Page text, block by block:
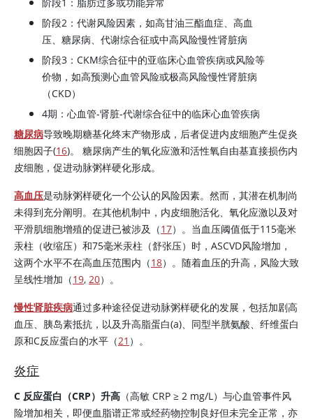
阶段2：代谢风险因素，如高甘油三酯血症、高血
压、糖尿病、代谢综合征或中高风险慢性肾脏病
阶段3：CKM综合征中的亚临床心血管疾病或风险等
价物，如高预测心血管风险或极高风险慢性肾脏病
（CKD）
4期：心血管-肾脏-代谢综合征中的临床心血管疾病
糖尿病导致晚期糖基化终末产物形成，后者促进内皮细胞产生促炎
细胞因子(16)。 糖尿病产生的氧化应激和活性氧自由基直接损伤内
皮细胞，促进动脉粥样硬化形成。
高血压是动脉粥样硬化一个公认的风险因素。然而，其潜在机制尚
未得到充分阐明。在其他机制中，内皮细胞活化、氧化应激以及对
平滑肌细胞增殖的促进已被涉及（17）。当血压阈值低于115毫米
汞柱（收缩压）和75毫米汞柱（舒张压）时，ASCVD风险增加，
这两个水平不在高血压范围内（18）。随着血压的升高，风险大致
呈线性增加（19, 20）。
慢性肾脏疾病通过多种途径促进动脉粥样硬化的发展，包括加剧高
血压、 胰岛素抵抗，以及升高脂蛋白(a)、同型半胱氨酸、纤维蛋白
原和C反应蛋白的水平（21 ）。
炎症
C 反应蛋白（CRP）升高 （高敏 CRP ≥ 2 mg/L）与心血管事件风
险增加相关，即便血脂谱正常或经药物控制良好但未完全正常，亦